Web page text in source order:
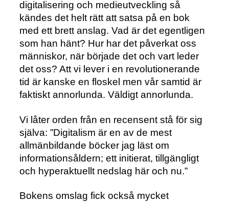
digitalisering och medieutveckling så
kändes det helt rätt att satsa på en bok
med ett brett anslag. Vad är det egentligen
som han hänt? Hur har det påverkat oss
människor, när började det och vart leder
det oss? Att vi lever i en revolutionerande
tid är kanske en floskel men vår samtid är
faktiskt annorlunda. Väldigt annorlunda.
Vi låter orden från en recensent stå för sig
själva: ”Digitalism är en av de mest
allmänbildande böcker jag läst om
informationsåldern; ett initierat, tillgängligt
och hyperaktuellt nedslag här och nu.”
Bokens omslag fick också mycket